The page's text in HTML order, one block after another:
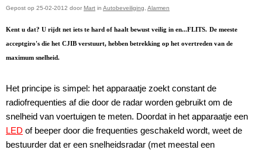
Gepost op 25-02-2012 door Mart in Autobeveiliging Alarmen
Kent u dat? U rijdt net iets te hard of haalt bewust veilig in en...FLITS. De meeste
acceptgiro's die het CJIB verstuurt, hebben betrekking op het overtreden van de
maximum snelheid.
Het principe is simpel: het apparaatje zoekt constant de
radiofrequenties af die door de radar worden gebruikt om de
snelheid van voertuigen te meten. Doordat in het apparaatje een
LED of beeper door die frequenties geschakeld wordt, weet de
bestuurder dat er een snelheidsradar (met meestal een